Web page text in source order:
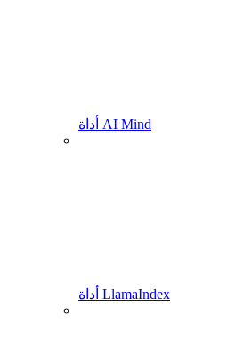
أداة AI Mind
أداة LlamaIndex